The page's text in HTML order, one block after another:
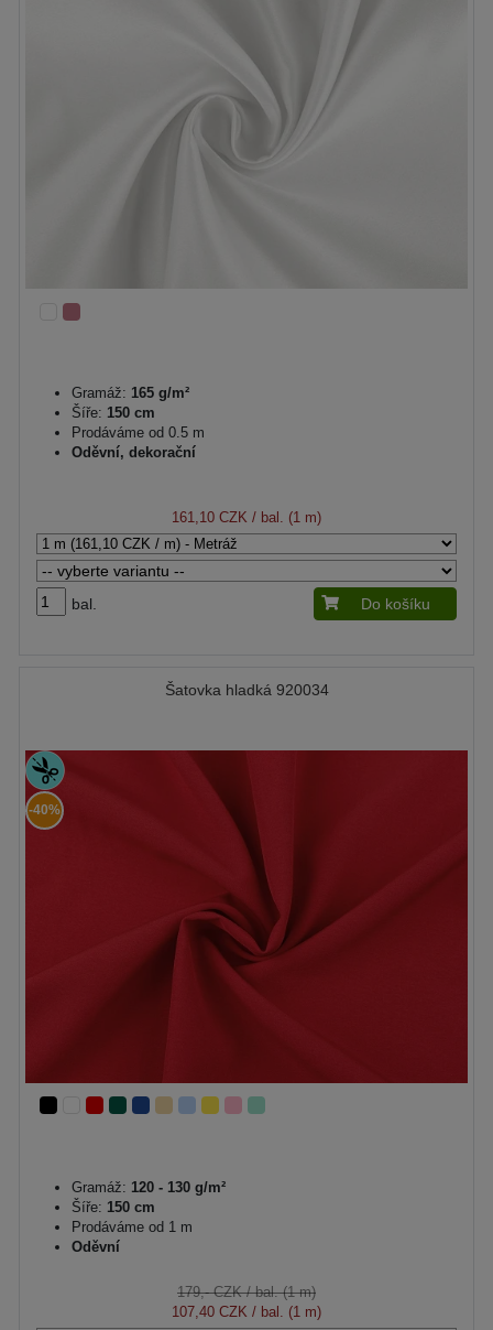
Gramáž: 165 g/m²
Šíře: 150 cm
Prodáváme od 0.5 m
Oděvní, dekorační
161,10 CZK / bal. (1 m)
bal. Do košíku
Šatovka hladká 920034
-40%
Gramáž: 120 - 130 g/m²
Šíře: 150 cm
Prodáváme od 1 m
Oděvní
179,- CZK/ bal. (1 m)
107,40 CZK / bal. (1 m)